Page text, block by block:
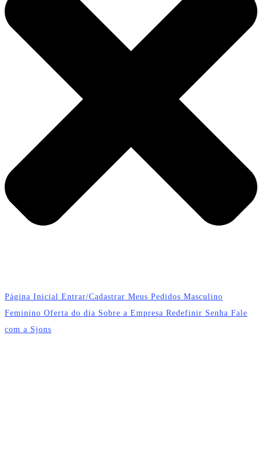
Página Inicial Entrar/Cadastrar Meus Pedidos Masculino
Feminino Oferta do dia Sobre a Empresa Redefinir Senha Fale
com a Sjons